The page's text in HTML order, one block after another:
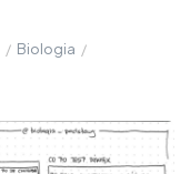
/ Biologia /